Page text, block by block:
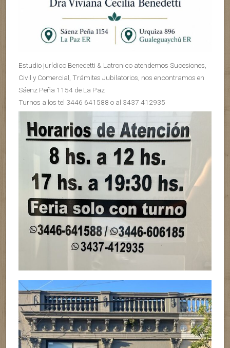
Estudio jurídico Benedetti & Latronico atendemos Sucesiones,
Civil y Comercial, Trámites Jubilatorios, nos encontramos en
Sáenz Peña 1154 de La Paz
Turnos a los tel 3446 641588 o al 3437 412935